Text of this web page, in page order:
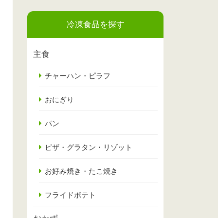
冷凍食品を探す
主食
チャーハン・ピラフ
おにぎり
パン
ピザ・グラタン・リゾット
お好み焼き・たこ焼き
フライドポテト